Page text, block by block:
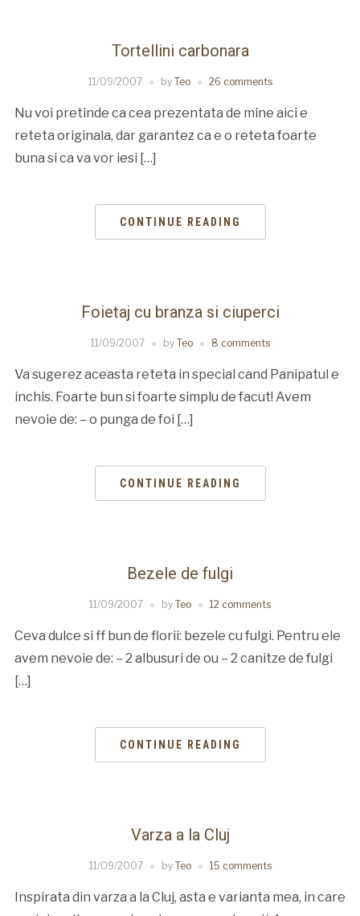
Tortellini carbonara
11/09/2007 by Teo 26 comments
Nu voi pretinde ca cea prezentata de mine aici e
reteta originala, dar garantez ca e o reteta foarte
buna si ca va vor iesi […]
CONTINUE READING
Foietaj cu branza si ciuperci
11/09/2007 by Teo 8 comments
Va sugerez aceasta reteta in special cand Panipatul e
inchis. Foarte bun si foarte simplu de facut! Avem
nevoie de: – o punga de foi […]
CONTINUE READING
Bezele de fulgi
11/09/2007 by Teo 12 comments
Ceva dulce si ff bun de florii: bezele cu fulgi. Pentru ele
avem nevoie de: – 2 albusuri de ou – 2 canitze de fulgi
[…]
CONTINUE READING
Varza a la Cluj
11/09/2007 by Teo 15 comments
Inspirata din varza a la Cluj, asta e varianta mea, in care